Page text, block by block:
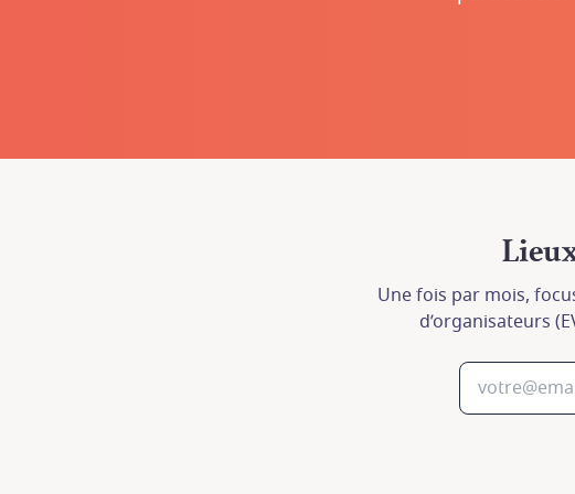
Une fois par mois,
d’organisateurs